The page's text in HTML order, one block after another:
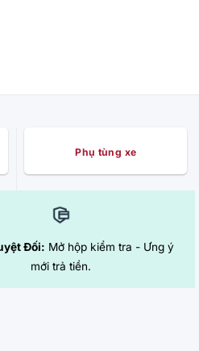
Phụ tùng xe
Đối: Mở hộp kiểm tra - Ưng ý
mới trả tiền.